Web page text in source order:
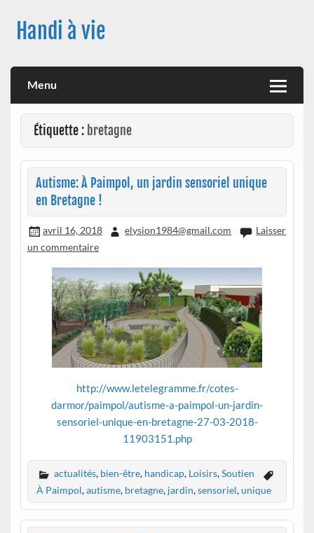
contentHandi à vie
monde, des nouveautés technologiques , de l'handisport , des
actualités sur la santé, sur les vaccins, de leur impact sur la
Menu
Étiquette : bretagne
Autisme: À Paimpol, un jardin sensoriel unique
en Bretagne !
avril 16, 2018 elysion1984@gmail.com
Laisser
un commentaire
http://www.letelegramme.fr/cotes-
darmor/paimpol/autisme-a-paimpol-un-jardin-
sensoriel-unique-en-bretagne-27-03-2018-
11903151.php
actualités, bien-être, handicap, Loisirs,Soutien
À Paimpol,autisme, bretagne, jardin,sensoriel,unique